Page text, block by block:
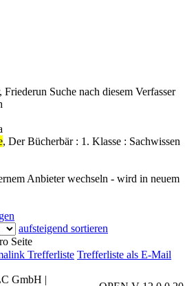
Friederun Suche nach diesem Verfasser
, Der Bücherbär : 1. Klasse : Sachwissen
Anbieter wechseln - wird in neuem
aufsteigend sortieren
Seite
Trefferliste Trefferliste als E-Mail
GmbH |